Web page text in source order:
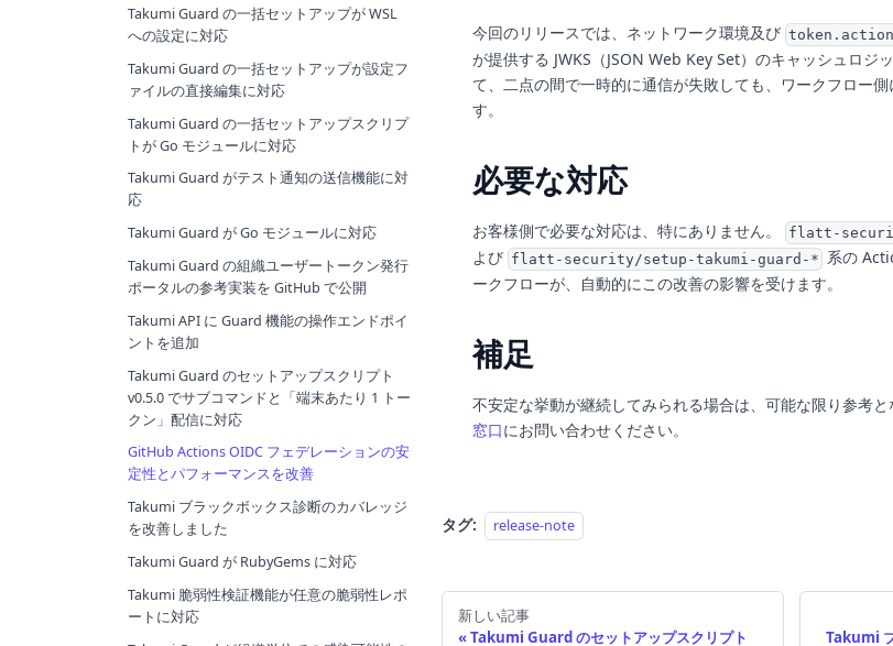
Takumi Guard の一括セットアップが WSL
への設定に対応
Takumi Guard の一括セットアップが設定フ
ァイルの直接編集に対応
Takumi Guard の一括セットアップスクリプ
トが Go モジュールに対応
Takumi Guard がテスト通知の送信機能に対
応
Takumi Guard が Go モジュールに対応
Takumi Guard の組織ユーザートークン発行
ポータルの参考実装を GitHub で公開
Takumi API に Guard 機能の操作エンドポイ
ントを追加
Takumi Guard のセットアップスクリプト
v0.5.0 でサブコマンドと「端末あたり 1 トー
クン」配信に対応
GitHub Actions OIDC フェデレーションの安
定性とパフォーマンスを改善
Takumi ブラックボックス診断のカバレッジ
を改善しました
Takumi Guard が RubyGems に対応
Takumi 脆弱性検証機能が任意の脆弱性レポ
ートに対応
今回のリリースでは、ネットワーク環境及び
が提供する JWKS（JSON Web Key Set）のキャッシュロジ
て、二点の間で一時的に通信が失敗しても、ワークフロー
す。
必要な対応
お客様側で必要な対応は、特にありません。 flatt-
よび flatt-security/setup-takumi-guard-* 系の
ークフローが、自動的にこの改善の影響を受けます。
補足
不安定な挙動が継続してみられる場合は、可能な限り参考と
窓口にお問い合わせください。
タグ: release-note
新しい記事
Takumi Guard のセットアップスクリプト
Takumi